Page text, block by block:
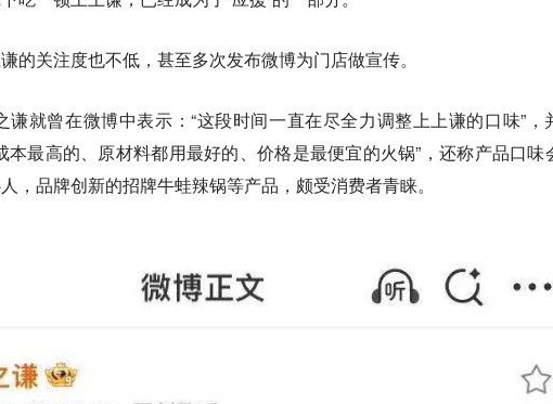
的关注度也不低，甚至多次发布微博为门店做宣传。
谦就曾在微博中表示：“这段时间一直在尽全力调整上上谦的口味”，
本最高的、原材料都用最好的、价格是最便宜的火锅”，还称产品口味
，品牌创新的招牌牛蛙辣锅等产品，颇受消费者青睐。